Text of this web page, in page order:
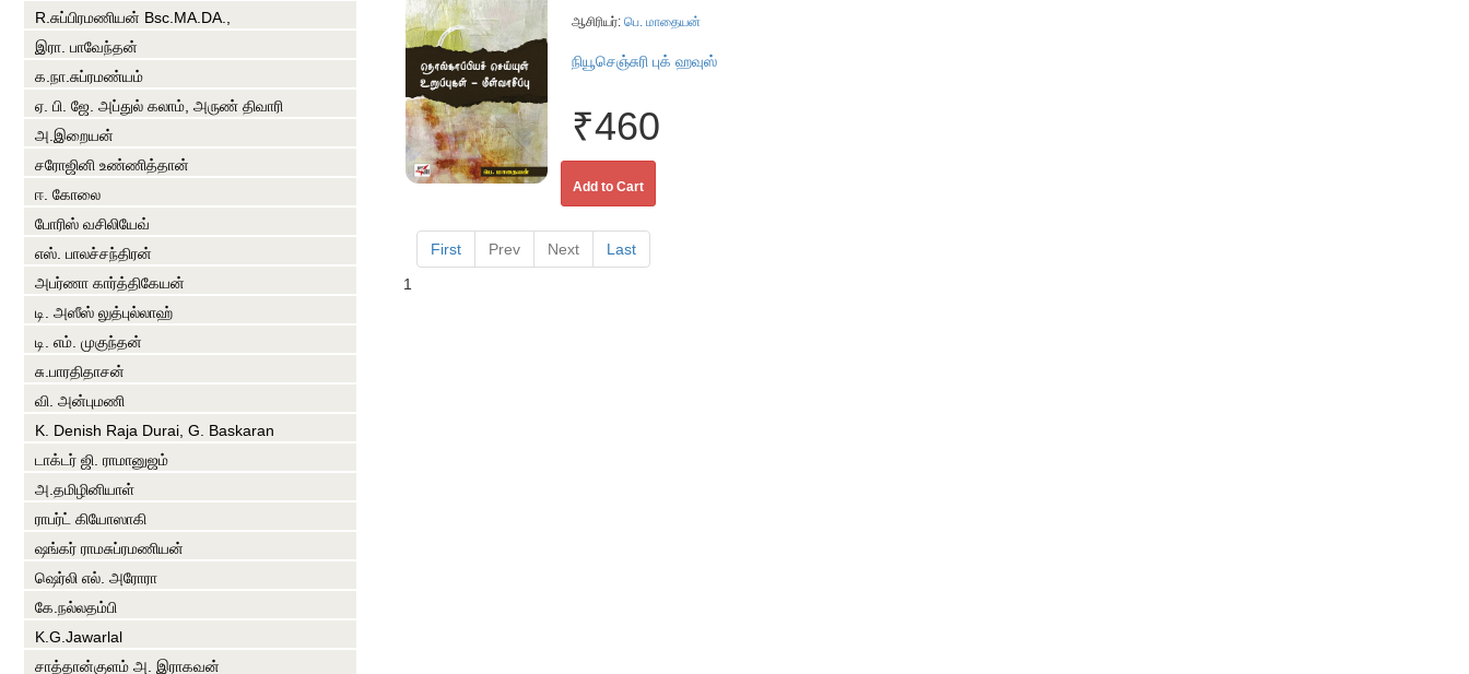
R.சுப்பிரமணியன் Bsc.MA.DA.,
இரா. பாவேந்தன்
க.நா.சுப்ரமண்யம்
ஏ. பி. ஜே. அப்துல் கலாம், அருண் திவாரி
அ.இறையன்
சரோஜினி உண்ணித்தான்
ஈ. கோலை
போரிஸ் வசிலியேவ்
எஸ். பாலச்சந்திரன்
அபர்ணா கார்த்திகேயன்
டி. அஸீஸ் லுத்புல்லாஹ்
டி. எம். முகுந்தன்
சு.பாரதிதாசன்
வி. அன்புமணி
K. Denish Raja Durai, G. Baskaran
டாக்டர் ஜி. ராமானுஜம்
அ.தமிழினியாள்
ராபர்ட் கியோஸாகி
ஷங்கர் ராமசுப்ரமணியன்
ஷெர்லி எல். அரோரா
கே.நல்லதம்பி
K.G.Jawarlal
சாத்தான்குளம் அ. இராகவன்
ஆசிரியர்:பெ. மாதையன்
நியூசெஞ்சுரி புக் ஹவுஸ்
₹460
Add to Cart
1
First Prev Next Last